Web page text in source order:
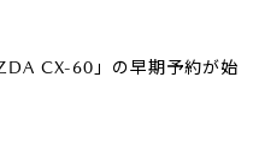
CX-60」の早期予約が始